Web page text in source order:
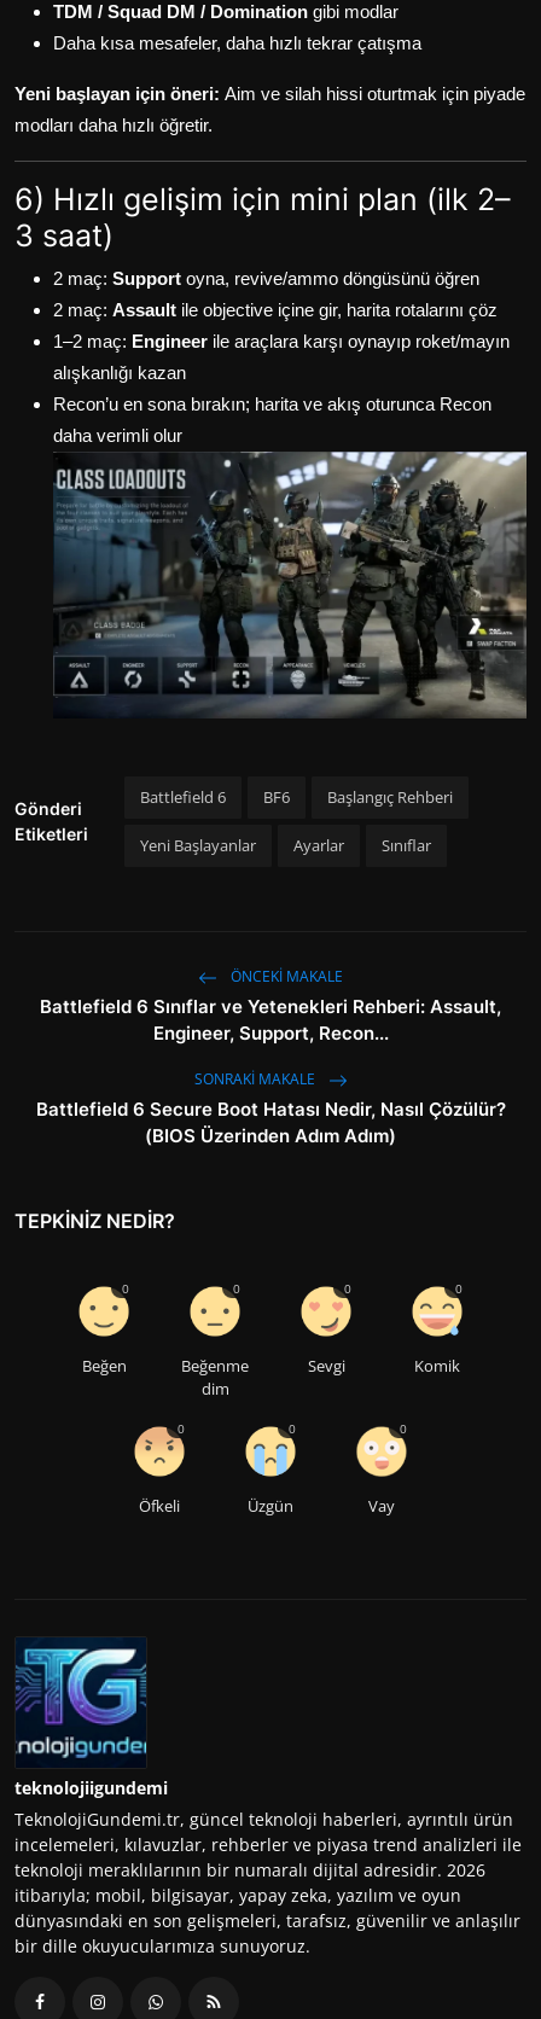
TDM / Squad DM / Domination gibi modlar
Daha kısa mesafeler, daha hızlı tekrar çatışma
Yeni başlayan için öneri: Aim ve silah hissi oturtmak için piyade
modları daha hızlı öğretir.
6) Hızlı gelişim için mini plan (ilk 2–
3 saat)
2 maç: Support oyna, revive/ammo döngüsünü öğren
2 maç: Assault ile objective içine gir, harita rotalarını çöz
1–2 maç: Engineer ile araçlara karşı oynayıp roket/mayın
alışkanlığı kazan
Recon’u en sona bırakın; harita ve akış oturunca Recon
daha verimli olur
Gönderi
Etiketleri
Battlefield 6 BF6 Başlangıç Rehberi
Yeni Başlayanlar Ayarlar Sınıflar
ÖNCEKI MAKALE
Battlefield 6 Sınıflar ve Yetenekleri Rehberi: Assault,
Engineer, Support, Recon...
SONRAKI MAKALE
Battlefield 6 Secure Boot Hatası Nedir, Nasıl Çözülür?
(BIOS Üzerinden Adım Adım)
TEPKINIZ NEDIR?
Beğen
0
Beğenme
dim
0
Sevgi
0
Komik
0
Öfkeli
0
Üzgün
0
Vay
0
teknolojiigundemi
TeknolojiGundemi.tr, güncel teknoloji haberleri, ayrıntılı ürün
incelemeleri, kılavuzlar, rehberler ve piyasa trend analizleri ile
teknoloji meraklılarının bir numaralı dijital adresidir. 2026
itibarıyla; mobil, bilgisayar, yapay zeka, yazılım ve oyun
dünyasındaki en son gelişmeleri, tarafsız, güvenilir ve anlaşılır
bir dille okuyucularımıza sunuyoruz.